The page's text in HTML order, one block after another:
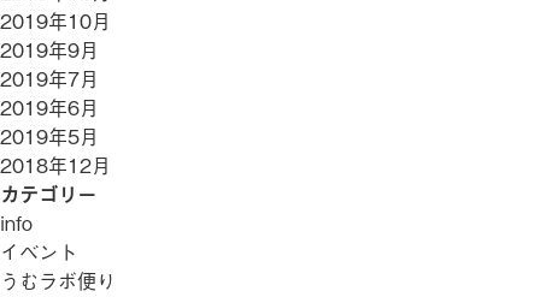
2019年10月
2019年9月
2019年7月
2019年6月
2019年5月
2018年12月
カテゴリー
info
イベント
うむラボ便り